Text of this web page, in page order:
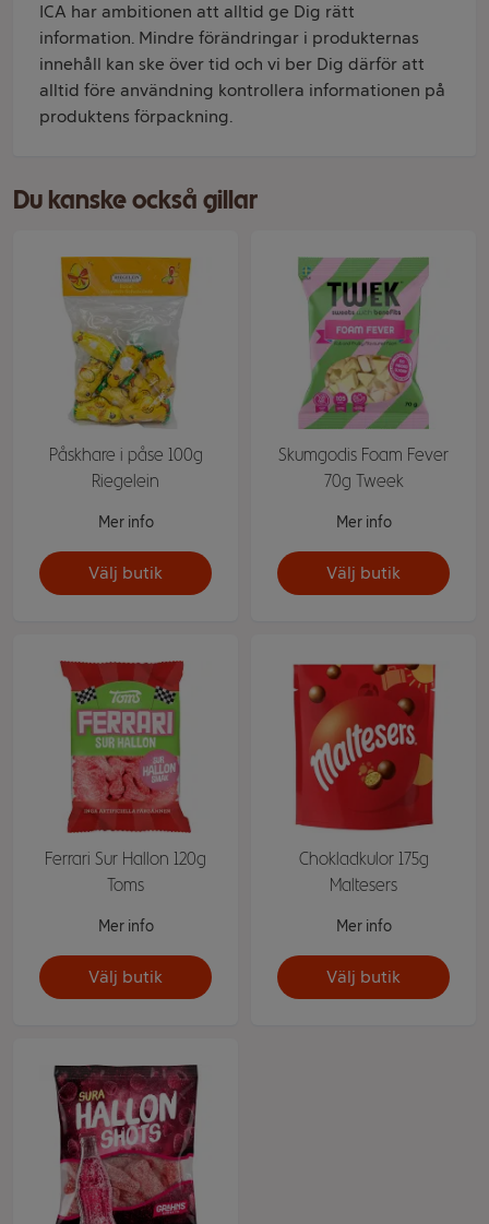
ICA har ambitionen att alltid ge Dig rätt
information. Mindre förändringar i produkternas
innehåll kan ske över tid och vi ber Dig därför att
alltid före användning kontrollera informationen på
produktens förpackning.
Du kanske också gillar
Påskhare i påse 100g
Riegelein
Mer info
Välj butik
Skumgodis Foam Fever
70g Tweek
Mer info
Välj butik
Ferrari Sur Hallon 120g
Toms
Mer info
Välj butik
Chokladkulor 175g
Maltesers
Mer info
Välj butik